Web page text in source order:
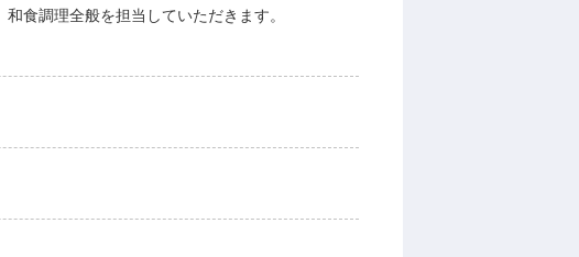
食調理全般を担当していただきます。